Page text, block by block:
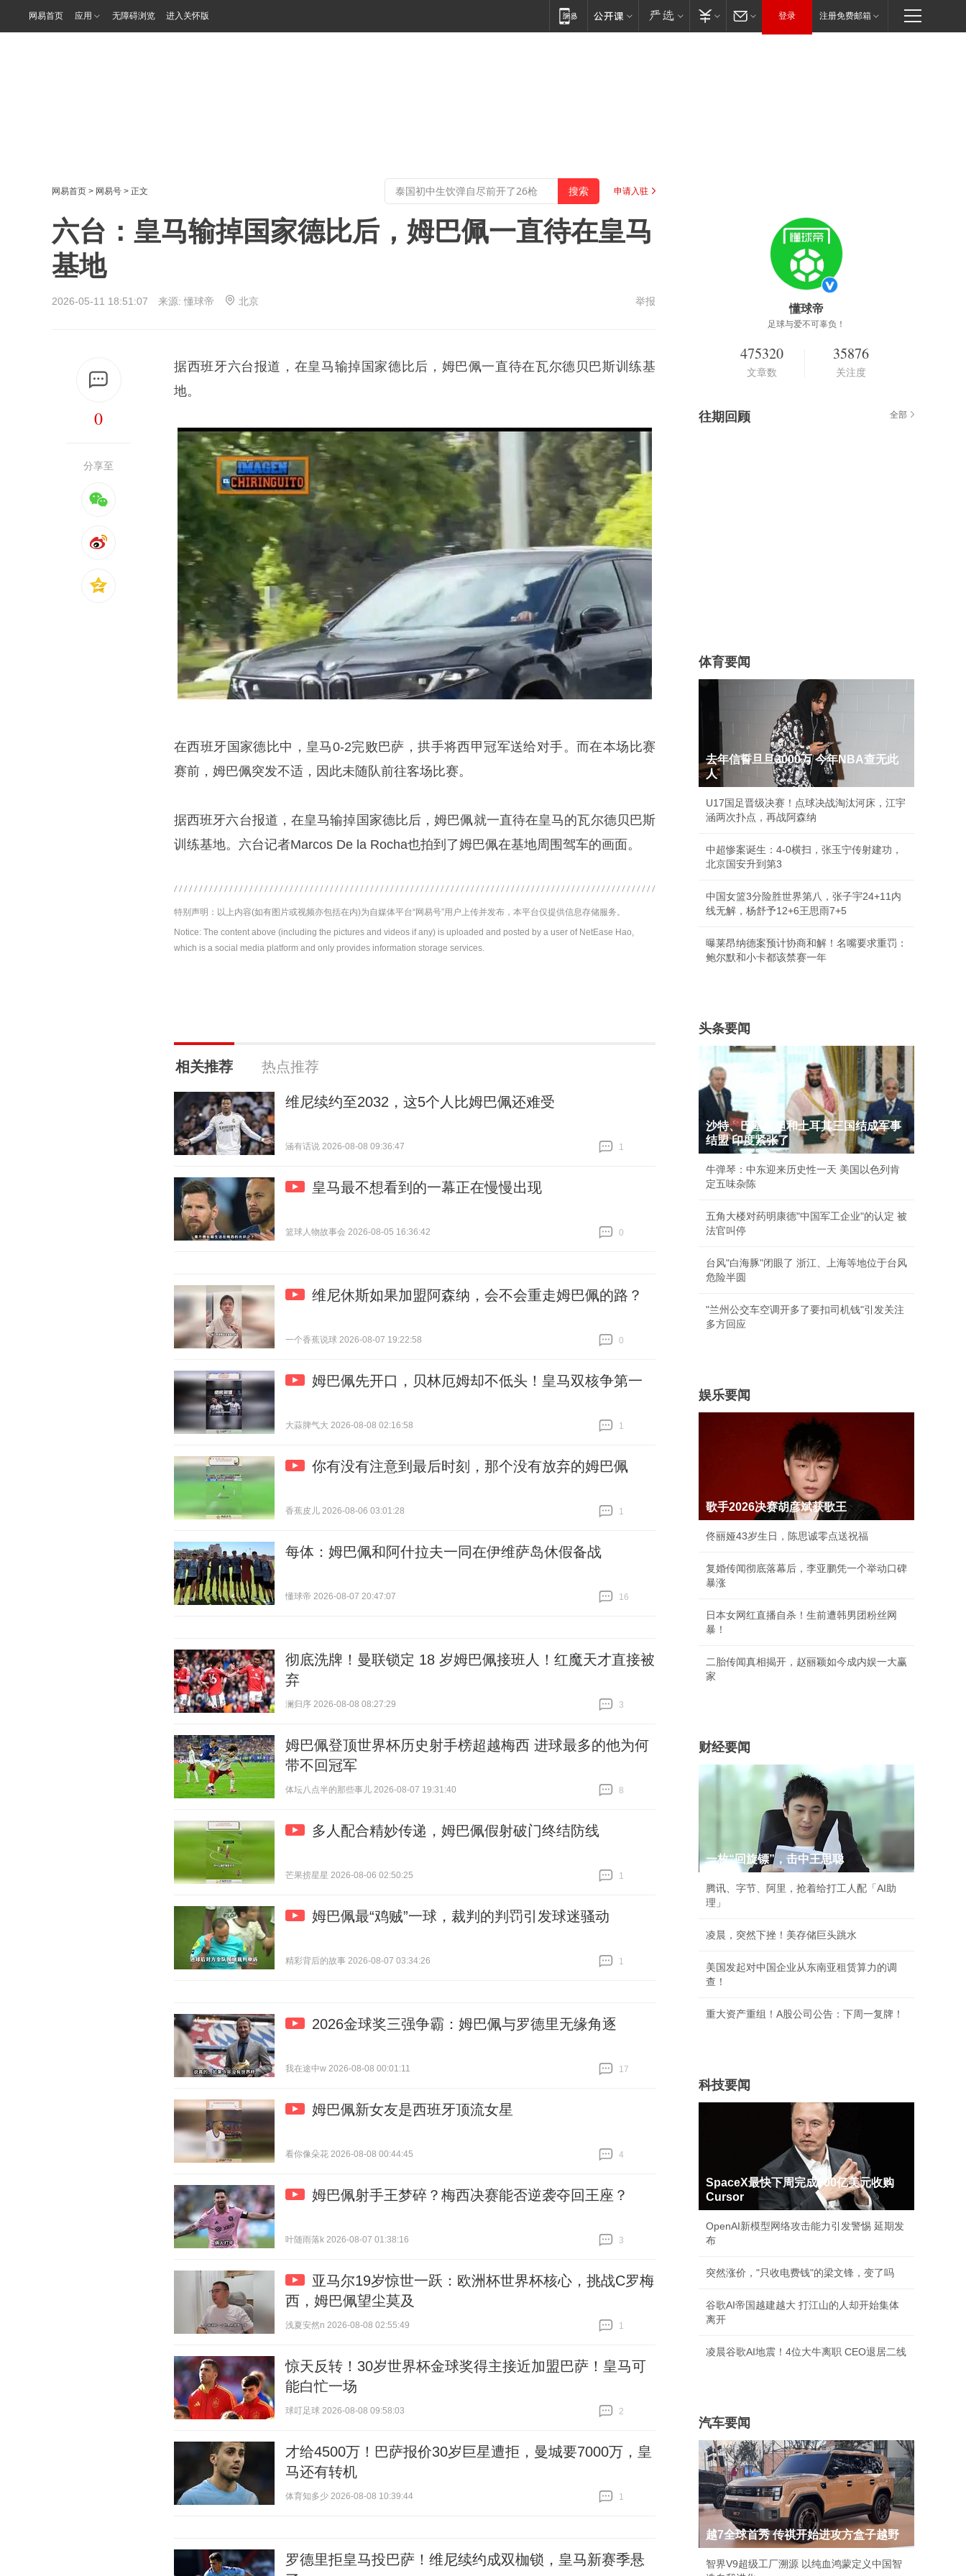
网易首页 应用 无障碍浏览 进入关怀版 登录 注册免费邮箱
网易首页 > 网易号 > 正文 申请入驻
六台：皇马输掉国家德比后，姆巴佩一直待在皇马
基地
2026-05-11 18:51:07 来源: 懂球帝 北京 举报
0
分享至
据西班牙六台报道，在皇马输掉国家德比后， 姆巴佩一直待在瓦尔德贝巴斯训练基
地。
在西班牙国家德比中，皇马0-2完败巴萨，拱手将西甲冠军送给对手。而在本场比赛
赛前，姆巴佩突发不适，因此未随队前往客场比赛。
据西班牙六台报道，在皇马输掉国家德比后，姆巴佩就一直待在皇马的瓦尔德贝巴斯
训练基地。六台记者Marcos De la Rocha也拍到了姆巴佩在基地周围驾车的画面。
特别声明：以上内容(如有图片或视频亦包括在内)为自媒体平台“网易号”用户上传并发布，本平台仅提供信息存储服务。
Notice: The content above (including the pictures and videos if any) is uploaded and posted by a user of NetEase Hao,
which is a social media platform and only provides information storage services.
相关推荐 热点推荐
维尼续约至2032，这5个人比姆巴佩还难受
涵有话说 2026-08-08 09:36:47
1
皇马最不想看到的一幕正在慢慢出现
篮球人物故事会 2026-08-05 16:36:42
0
维尼休斯如果加盟阿森纳，会不会重走姆巴佩的路？
一个香蕉说球 2026-08-07 19:22:58
0
姆巴佩先开口，贝林厄姆却不低头！皇马双核争第一
大蒜脾气大 2026-08-08 02:16:58
1
你有没有注意到最后时刻，那个没有放弃的姆巴佩
香蕉皮儿 2026-08-06 03:01:28
1
每体：姆巴佩和阿什拉夫一同在伊维萨岛休假备战
懂球帝 2026-08-07 20:47:07
16
彻底洗牌！曼联锁定 18 岁姆巴佩接班人！红魔天才直接被
弃
澜归序 2026-08-08 08:27:29
3
姆巴佩登顶世界杯历史射手榜超越梅西 进球最多的他为何
带不回冠军
体坛八点半的那些事儿 2026-08-07 19:31:40
8
多人配合精妙传递，姆巴佩假射破门终结防线
芒果捞星星 2026-08-06 02:50:25
1
姆巴佩最“鸡贼”一球，裁判的判罚引发球迷骚动
精彩背后的故事 2026-08-07 03:34:26
1
2026金球奖三强争霸：姆巴佩与罗德里无缘角逐
我在途中w 2026-08-08 00:01:11
17
姆巴佩新女友是西班牙顶流女星
看你像朵花 2026-08-08 00:44:45
4
姆巴佩射手王梦碎？梅西决赛能否逆袭夺回王座？
叶随雨落k 2026-08-07 01:38:16
3
亚马尔19岁惊世一跃：欧洲杯世界杯核心，挑战C罗梅
西，姆巴佩望尘莫及
浅夏安然n 2026-08-08 02:55:49
1
惊天反转！30岁世界杯金球奖得主接近加盟巴萨！皇马可
能白忙一场
球叮足球 2026-08-08 09:58:03
2
才给4500万！巴萨报价30岁巨星遭拒，曼城要7000万，皇
马还有转机
体育知多少 2026-08-08 10:39:44
1
罗德里拒皇马投巴萨！维尼续约成双枷锁，皇马新赛季悬
懂球帝
足球与爱不可辜负！
475320
文章数
35876
关注度
往期回顾 全部
体育要闻
去年信誓旦旦3000万 今年NBA查无此
人
U17国足晋级决赛！点球决战淘汰河床，江宇
涵两次扑点，再战阿森纳
中超惨案诞生：4-0横扫，张玉宁传射建功，
北京国安升到第3
中国女篮3分险胜世界第八，张子宇24+11内
线无解，杨舒予12+6王思雨7+5
曝莱昂纳德案预计协商和解！名嘴要求重罚：
鲍尔默和小卡都该禁赛一年
头条要闻
沙特、巴基斯坦和土耳其三国结成军事
结盟 印度紧张了
牛弹琴：中东迎来历史性一天 美国以色列肯
定五味杂陈
五角大楼对药明康德"中国军工企业"的认定 被
法官叫停
台风"白海豚"闭眼了 浙江、上海等地位于台风
危险半圆
"兰州公交车空调开多了要扣司机钱"引发关注
多方回应
娱乐要闻
歌手2026决赛胡彦斌获歌王
佟丽娅43岁生日，陈思诚零点送祝福
复婚传闻彻底落幕后，李亚鹏凭一个举动口碑
暴涨
日本女网红直播自杀！生前遭韩男团粉丝网
暴！
二胎传闻真相揭开，赵丽颖如今成内娱一大赢
家
财经要闻
一枚“回旋镖”，击中王思聪
腾讯、字节、阿里，抢着给打工人配「AI助
理」
凌晨，突然下挫！美存储巨头跳水
美国发起对中国企业从东南亚租赁算力的调
查！
重大资产重组！A股公司公告：下周一复牌！
科技要闻
SpaceX最快下周完成600亿美元收购
Cursor
OpenAI新模型网络攻击能力引发警惕 延期发
布
突然涨价，"只收电费钱"的梁文锋，变了吗
谷歌AI帝国越建越大 打江山的人却开始集体
离开
凌晨谷歌AI地震！4位大牛离职 CEO退居二线
汽车要闻
越7全球首秀 传祺开始进攻方盒子越野
智界V9超级工厂溯源 以纯血鸿蒙定义中国智